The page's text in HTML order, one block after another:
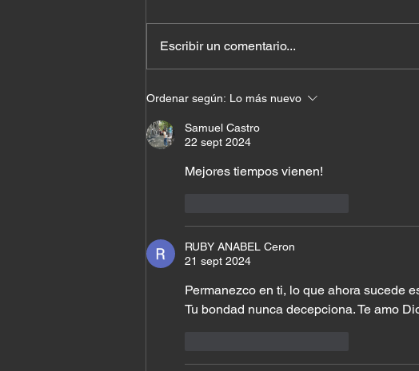
El costo de querer quedar
bien con todos
Escribir un comentario...
Ordenar según: Lo más nuevo
Samuel Castro
22 sept 2024
Mejores tiempos vienen!
RUBY ANABEL Ceron
21 sept 2024
Permanezco en ti, lo que ahora sucede
Tu bondad nunca decepciona. Te amo